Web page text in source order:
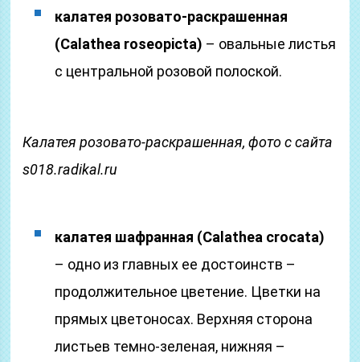
калатея розовато-раскрашенная
(Calathea roseopicta) – овальные листья
с центральной розовой полоской.
Калатея розовато-раскрашенная, фото с сайта
s018.radikal.ru
калатея шафранная (Calathea crocata)
– одно из главных ее достоинств –
продолжительное цветение. Цветки на
прямых цветоносах. Верхняя сторона
листьев темно-зеленая, нижняя –